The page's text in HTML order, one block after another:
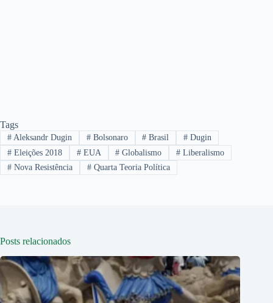
Tags
#Aleksandr Dugin #Bolsonaro # Brasil # Dugin
#Eleições 2018 #EUA # Globalismo # Liberalismo
#Nova Resistência #Quarta Teoria Política
Posts relacionados